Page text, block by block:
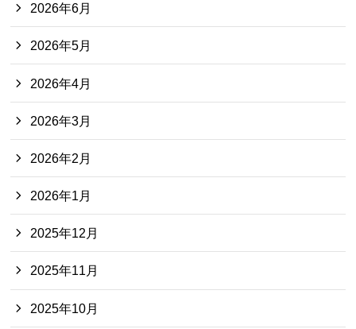
2026年6月
2026年5月
2026年4月
2026年3月
2026年2月
2026年1月
2025年12月
2025年11月
2025年10月